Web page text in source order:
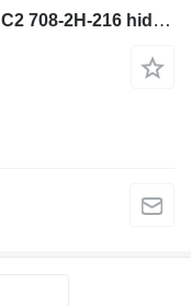
Komatsu D3E50911 708-2H-21220 C2 708-2H-216 hidraulična pumpa za bagera